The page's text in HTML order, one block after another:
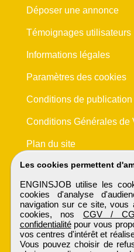
Les cookies permettent
ENGINSJOB utilise les
cookies d'analyse
navigation sur ce site, vous
cookies, nos CGV /
confidentialitépour vous
vos centres d'intérêt et
Vous pouvez choisir de
Déposer une annonce
Témoignages utilisateurs
Informations légales
Paramètres des cookies
Conditions de publication
Conditions Générales de
Plan du site